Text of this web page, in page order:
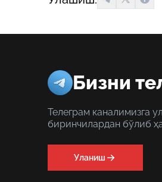
Бизни
Телеграм каналимизга
биринчилардан бўлиб
Уланиш